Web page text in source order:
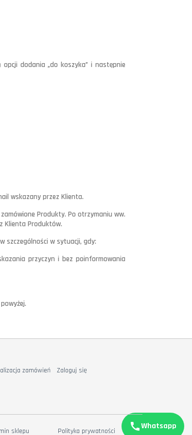
dodania „do koszyka” i następnie
wskazany przez Klienta.
Produkty. Po otrzymaniu ww.
Klienta Produktów.
szczególności w sytuacji, gdy:
przyczyn i bez poinformowania
callWhatsapp
zamówień Zaloguj się
sklepu Polityka prywatności